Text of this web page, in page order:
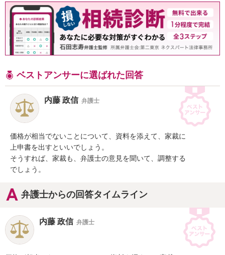
ベストアンサーに選ばれた回答
内藤 政信 弁護士
価格が相当でないことについて、資料を添えて、家裁に
上申書を出すといいでしょう。
そうすれば、家裁も、弁護士の意見を聞いて、調整する
でしょう。
弁護士からの回答タイムライン
内藤 政信 弁護士